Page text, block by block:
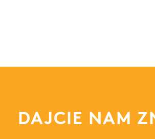
DAJCIE NAM